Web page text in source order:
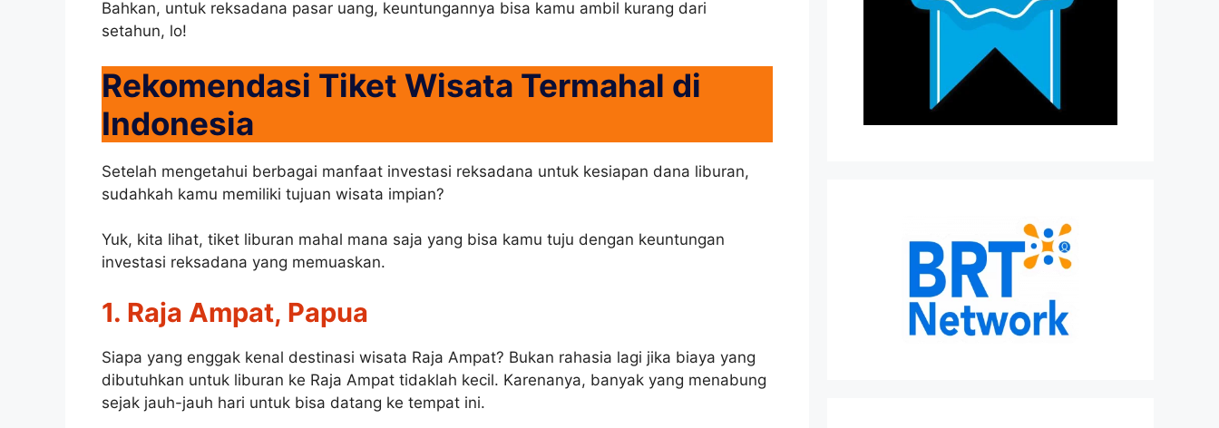
Bahkan, untuk reksadana pasar uang, keuntungannya bisa kamu ambil kurang dari
setahun, lo!
Rekomendasi Tiket Wisata Termahal di
Indonesia
Setelah mengetahui berbagai manfaat investasi reksadana untuk kesiapan dana liburan,
sudahkah kamu memiliki tujuan wisata impian?
Yuk, kita lihat, tiket liburan mahal mana saja yang bisa kamu tuju dengan keuntungan
investasi reksadana yang memuaskan.
1. Raja Ampat, Papua
Siapa yang enggak kenal destinasi wisata Raja Ampat? Bukan rahasia lagi jika biaya yang
dibutuhkan untuk liburan ke Raja Ampat tidaklah kecil. Karenanya, banyak yang menabung
sejak jauh-jauh hari untuk bisa datang ke tempat ini.